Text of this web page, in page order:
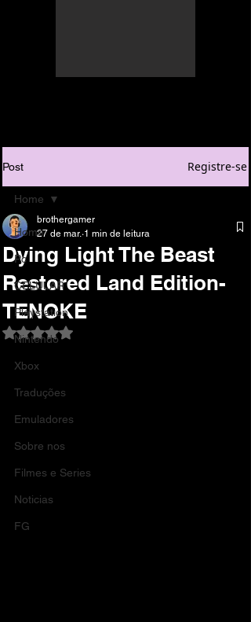
Post Registre-se
Home
Pc
CELULAR
Playstation
Nintendo
Xbox
Traduções
Emuladores
Sobre nos
Filmes e Series
Noticias
FG
Home
Dying Light The Beast
Restored Land Edition-
TENOKE
brothergamer
27 de mar. 1 min de leitura
Avaliado com NaN de 5 estrelas.